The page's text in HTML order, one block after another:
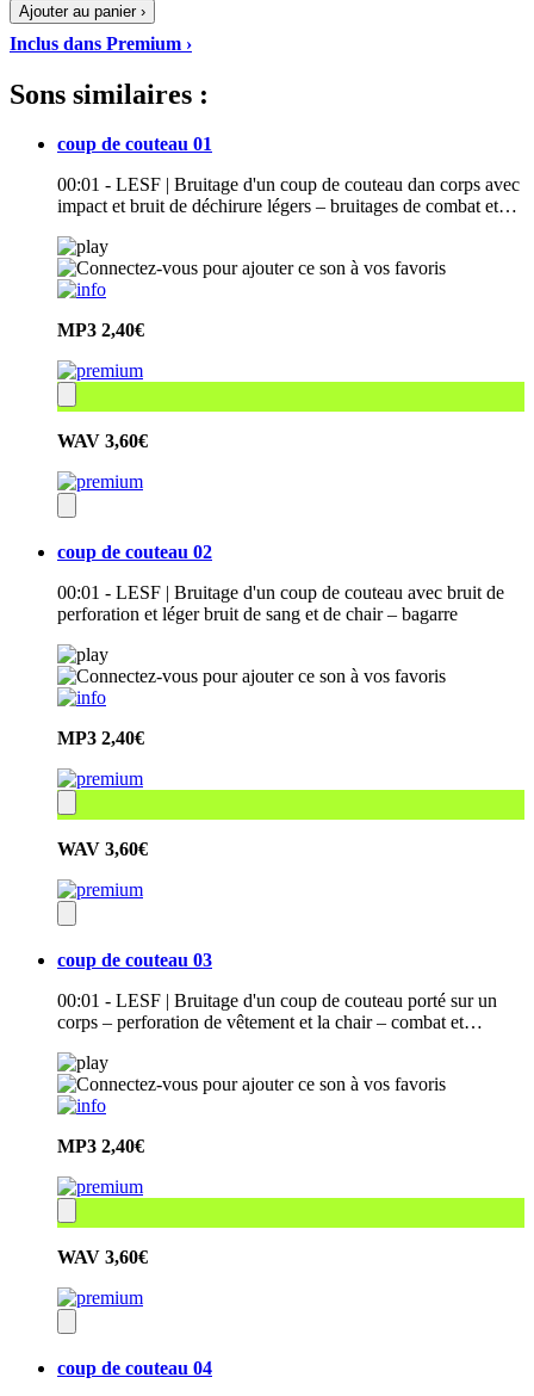
Ajouter au panier ›
Inclus dans Premium ›
Sons similaires :
coup de couteau 01
00:01 - LESF | Bruitage d'un coup de couteau dan corps avec
impact et bruit de déchirure légers – bruitages de combat et…
MP3 2,40€
WAV 3,60€
coup de couteau 02
00:01 - LESF | Bruitage d'un coup de couteau avec bruit de
perforation et léger bruit de sang et de chair – bagarre
MP3 2,40€
WAV 3,60€
coup de couteau 03
00:01 - LESF | Bruitage d'un coup de couteau porté sur un
corps – perforation de vêtement et la chair – combat et…
MP3 2,40€
WAV 3,60€
coup de couteau 04